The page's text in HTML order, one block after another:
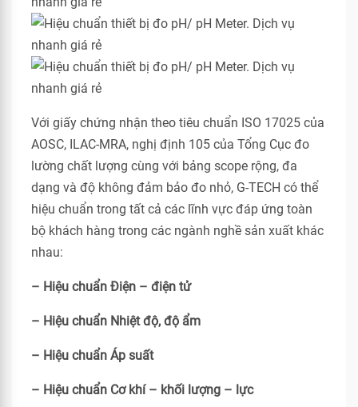
Với giấy chứng nhận theo tiêu chuẩn ISO 17025 của
AOSC, ILAC-MRA, nghị định 105 của Tổng Cục đo
lường chất lượng cùng với bảng scope rộng, đa
dạng và độ không đảm bảo đo nhỏ, G-TECH có thể
hiệu chuẩn trong tất cả các lĩnh vực đáp ứng toàn
bộ khách hàng trong các ngành nghề sản xuất khác
nhau:
– Hiệu chuẩn Điện – điện tử
– Hiệu chuẩn Nhiệt độ, độ ẩm
– Hiệu chuẩn Áp suất
– Hiệu chuẩn Cơ khí – khối lượng – lực